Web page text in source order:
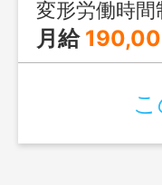
変形労働時間制(1ヵ月単位)
月給